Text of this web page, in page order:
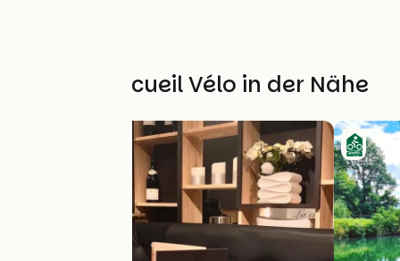
Weitere Accueil Vélo in der Nähe